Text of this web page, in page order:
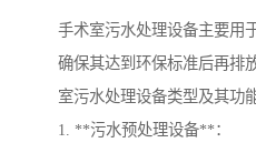
手术室污水处理设备主要用
确保其达到环保标准后再排
室污水处理设备类型及其功能
1. **污水预处理设备**：